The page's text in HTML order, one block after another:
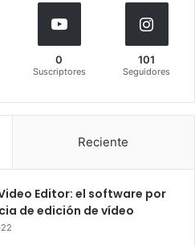
0
Suscriptores
101
Seguidores
Reciente
Editor: el software por
de edición de vídeo